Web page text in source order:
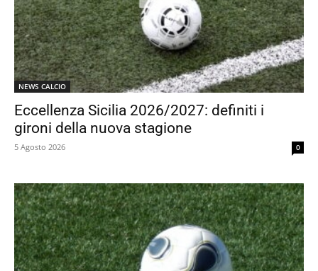
NEWS CALCIO
Eccellenza Sicilia 2026/2027: definiti i
gironi della nuova stagione
5 Agosto 2026 0